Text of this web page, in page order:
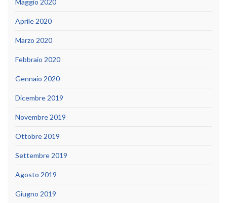
Maggio 2020
Aprile 2020
Marzo 2020
Febbraio 2020
Gennaio 2020
Dicembre 2019
Novembre 2019
Ottobre 2019
Settembre 2019
Agosto 2019
Giugno 2019